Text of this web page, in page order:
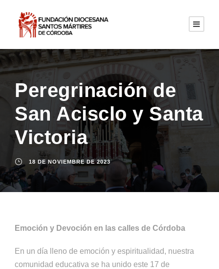
Peregrinación de
San Acisclo y Santa
Victoria
18 DE NOVIEMBRE DE 2023
Emoción y Devoción en las calles de Córdoba
En un día lleno de emoción y espiritualidad, nuestra
comunidad educativa se ha unido este 17 de